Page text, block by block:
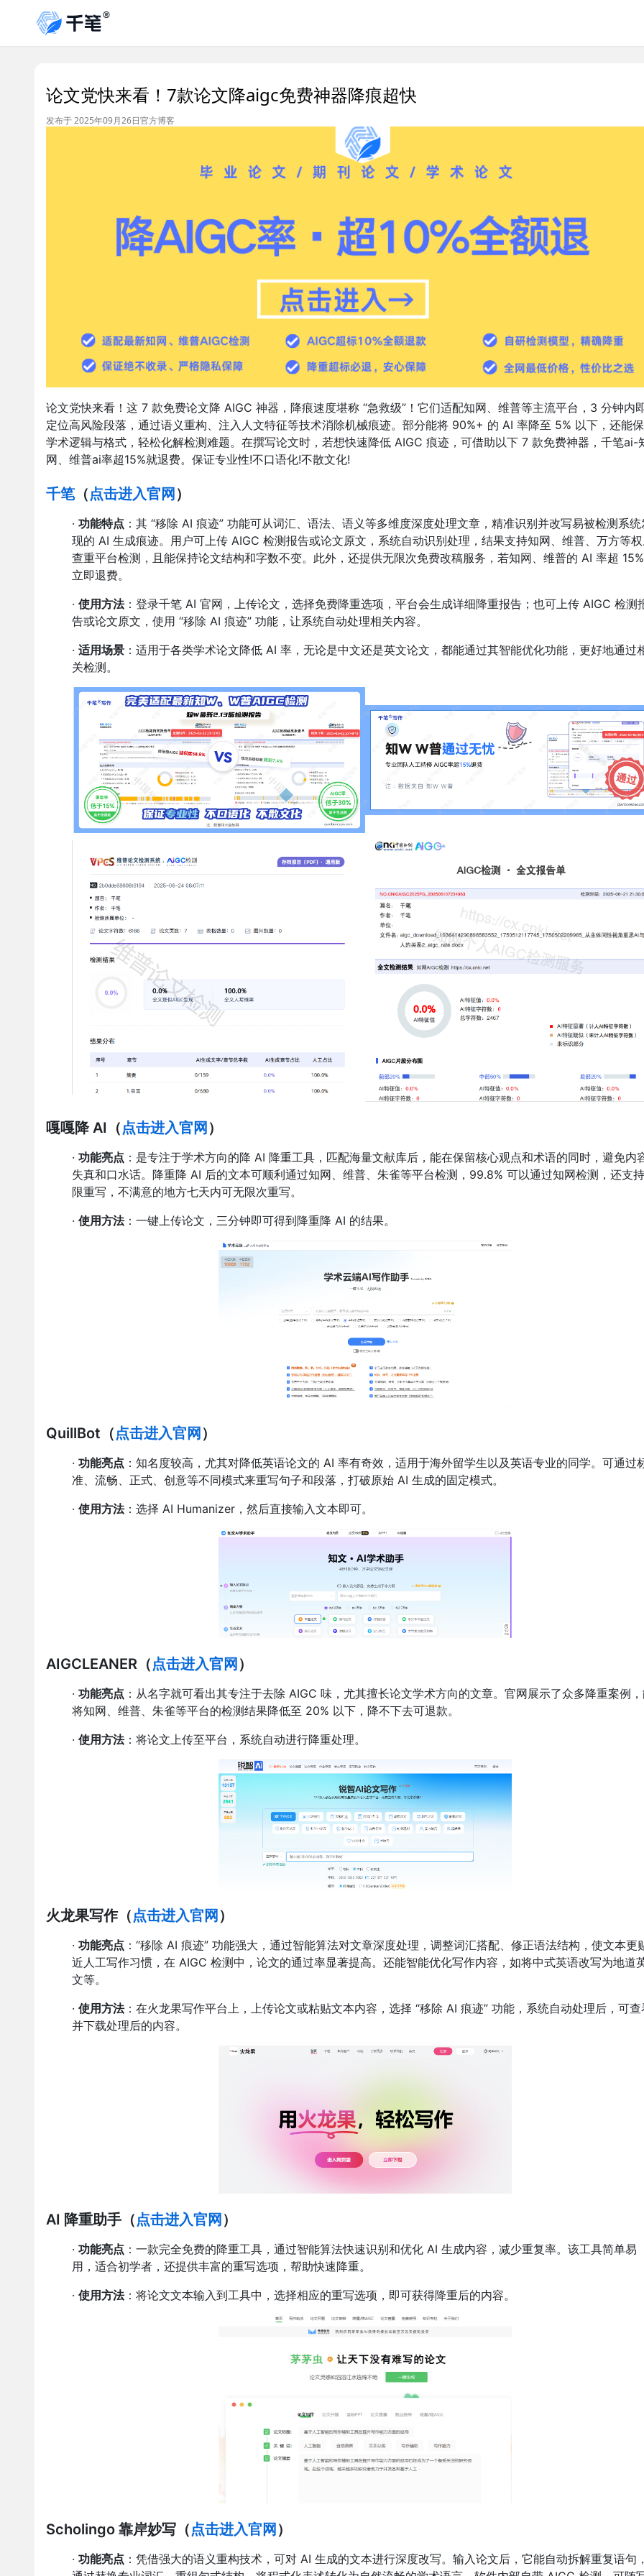
论文党快来看！7款论文降aigc免费神器降痕超快
发布于 2025年09月26日官方博客
论文党快来看！这 7 款免费论文降 AIGC 神器，降痕速度堪称 “急救级”！它们适配知网、维普等主流平台，3 分钟内
定位高风险段落，通过语义重构、注入人文特征等技术消除机械痕迹。部分能将 90%+ 的 AI 率降至 5% 以下，还能
学术逻辑与格式，轻松化解检测难题。在撰写论文时，若想快速降低 AIGC 痕迹，可借助以下 7 款免费神器，千笔ai-
网、维普ai率超15%就退费。保证专业性!不口语化!不散文化!
千笔（点击进入官网 ）
· 功能特点 ：其 “移除 AI 痕迹” 功能可从词汇、语法、语义等多维度深度处理文章，精准识别并改写易被检测系统
现的 AI 生成痕迹。用户可上传 AIGC 检测报告或论文原文，系统自动识别处理，结果支持知网、维普、万方等
查重平台检测，且能保持论文结构和字数不变。此外，还提供无限次免费改稿服务，若知网、维普的 AI 率超
立即退费。
· 使用方法：登录千笔 AI 官网，上传论文，选择免费降重选项，平台会生成详细降重报告；也可上传 AIGC 检测
告或论文原文，使用 “移除 AI 痕迹” 功能，让系统自动处理相关内容。
· 适用场景 ：适用于各类学术论文降低 AI 率，无论是中文还是英文论文，都能通过其智能优化功能，更好地通过
关检测。
嘎嘎降 AI （点击进入官网 ）
· 功能亮点 ：是专注于学术方向的降 AI 降重工具，匹配海量文献库后，能在保留核心观点和术语的同时，避免内
失真和口水话。降重降 AI 后的文本可顺利通过知网、维普、朱雀等平台检测，99.8% 可以通过知网检测，还支
限重写，不满意的地方七天内可无限次重写。
· 使用方法：一键上传论文，三分钟即可得到降重降 AI 的结果。
QuillBot （点击进入官网 ）
· 功能亮点 ：知名度较高，尤其对降低英语论文的 AI 率有奇效，适用于海外留学生以及英语专业的同学。可通过
准、流畅、正式、创意等不同模式来重写句子和段落，打破原始 AI 生成的固定模式。
· 使用方法：选择 AI Humanizer，然后直接输入文本即可。
AIGCLEANER （点击进入官网 ）
· 功能亮点 ：从名字就可看出其专注于去除 AIGC 味，尤其擅长论文学术方向的文章。官网展示了众多降重案例
将知网、维普、朱雀等平台的检测结果降低至 20% 以下，降不下去可退款。
· 使用方法：将论文上传至平台，系统自动进行降重处理。
火龙果写作（点击进入官网 ）
· 功能亮点 ：“移除 AI 痕迹” 功能强大，通过智能算法对文章深度处理，调整词汇搭配、修正语法结构，使文本更
近人工写作习惯，在 AIGC 检测中，论文的通过率显著提高。还能智能优化写作内容，如将中式英语改写为地道
文等。
· 使用方法：在火龙果写作平台上，上传论文或粘贴文本内容，选择 “移除 AI 痕迹” 功能，系统自动处理后，可查
并下载处理后的内容。
AI 降重助手 （点击进入官网 ）
· 功能亮点 ：一款完全免费的降重工具，通过智能算法快速识别和优化 AI 生成内容，减少重复率。该工具简单易
用，适合初学者，还提供丰富的重写选项，帮助快速降重。
· 使用方法：将论文文本输入到工具中，选择相应的重写选项，即可获得降重后的内容。
Scholingo 靠岸妙写 （点击进入官网 ）
· 功能亮点 ：凭借强大的语义重构技术，可对 AI 生成的文本进行深度改写。输入论文后，它能自动拆解重复语句